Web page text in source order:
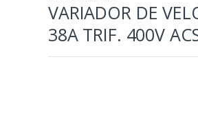
VARIADOR DE
38A TRIF. 400V